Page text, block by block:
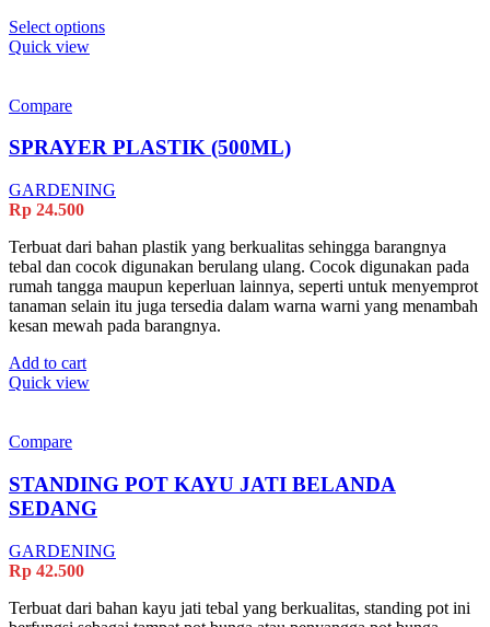
Select optionsThis
options
be
chosen
the
product
page
Quick view
Compare
SPRAYER PLASTIK (500ML)
GARDENING
Rp 24.500
Terbuat dari bahan plastik yang berkualitas sehingga barangnya
tebal dan cocok digunakan berulang ulang. Cocok digunakan pada
rumah tangga maupun keperluan lainnya, seperti untuk menyemprot
tanaman selain itu juga tersedia dalam warna warni yang menambah
kesan mewah pada barangnya.
Add to cart
Quick view
Compare
STANDING POT KAYU JATI BELANDA
SEDANG
GARDENING
Rp 42.500
Terbuat dari bahan kayu jati tebal yang berkualitas, standing pot ini